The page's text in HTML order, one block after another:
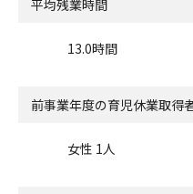
平均残業時間
13.0時間
前事業年度の育児休業取得
女性 1人